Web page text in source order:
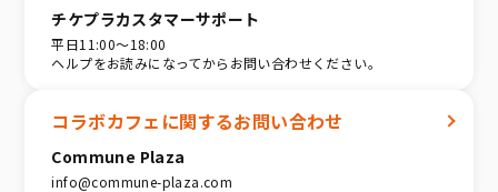
チケプラカスタマーサポート
平日11:00〜18:00
ヘルプをお読みになってからお問い合わせください。
コラボカフェに関するお問い合わせ
Commune Plaza
info@commune-plaza.com